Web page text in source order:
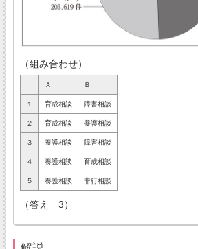
（組み合わせ）
Ａ Ｂ
１ 育成相談 障害相談
２ 育成相談 養護相談
３ 養護相談 障害相談
４ 養護相談 育成相談
５ 養護相談 非行相談
（答え 3）